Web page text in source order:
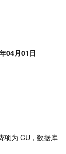
04月01日
项为 CU，数据库